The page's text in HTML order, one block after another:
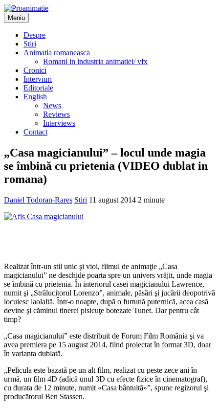
Sari
la
conținut
Proanimatie
Stiri despre filme de animatie
Meniu
Despre
Stiri
Animatia romaneasca
Romani in industria animatiei/ vfx
Cronici
Interviuri
Editoriale
English
News
Reviews
Interviews
Contact
„Casa magicianului” – locul unde magia
se îmbină cu prietenia (VIDEO dublat in
romana)
Daniel Todoran-Rares Stiri 11 august 2014 2 minute
Realizat într-un stil unic şi vioi, filmul de animaţie „Casa
magicianului” ne deschide poarta spre un univers vrăjit, unde magia
se îmbină cu prietenia. În interiorul casei magicianului Lawrence,
numit şi „Strălucitorul Lorenzo”, animale, păsări şi jucării deopotrivă
locuiesc laolaltă. Într-o noapte, după o furtună puternică, acea casă
devine şi căminul tinerei pisicuţe botezate Tunet. Dar pentru cât
timp?
„Casa magicianului” este distribuit de Forum Film România şi va
avea premiera pe 15 august 2014, fiind proiectat în format 3D, doar
în varianta dublată.
„Pelicula este bazată pe un alt film, realizat cu peste zece ani în
urmă, un film 4D (adică unul 3D cu efecte fizice în cinematograf),
cu durata de 12 minute, numit «Casa bântuită»”, spune regizorul şi
producătorul Ben Stassen.